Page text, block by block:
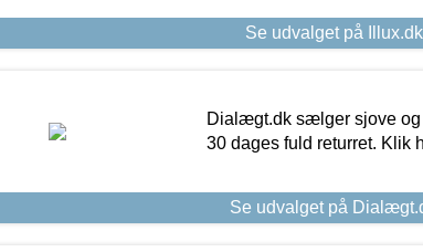
Se udvalget på Illux.dk
Dialægt.dk sælger sjove og
30 dages fuld returret. Klik
Se udvalget på